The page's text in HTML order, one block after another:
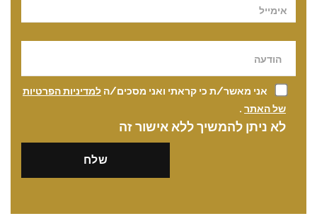
אני מאשר/ת כי קראתי ואני מסכים/ה למדיניות הפרטיות
של האתר .
לא ניתן להמשיך ללא אישור זה